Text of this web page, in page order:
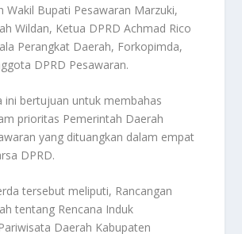
Wakil Bupati Pesawaran Marzuki,
Wildan, Ketua DPRD Achmad Rico
Perangkat Daerah, Forkopimda,
DPRD Pesawaran.
ini bertujuan untuk membahas
prioritas Pemerintah Daerah
yang dituangkan dalam empat
DPRD.
tersebut meliputi, Rancangan
tentang Rencana Induk
Daerah Kabupaten